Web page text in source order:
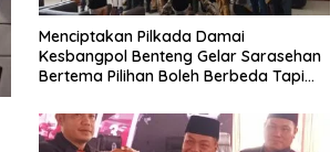
Menciptakan Pilkada Damai
Kesbangpol Benteng Gelar Sarasehan
Bertema Pilihan Boleh Berbeda Tapi